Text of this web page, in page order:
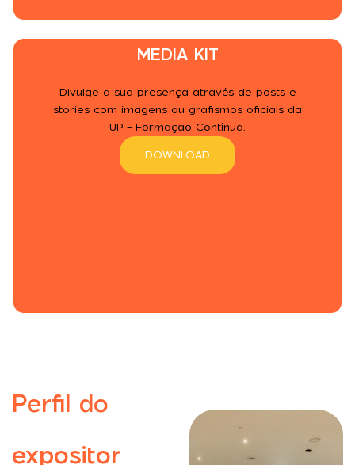
MEDIA KIT
Divulge a sua presença através de posts e
stories com imagens ou grafismos oficiais da
UP - Formação Contínua.
DOWNLOAD
Perfil do
expositor